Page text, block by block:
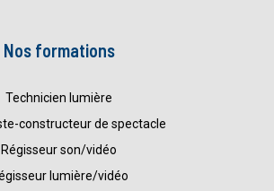
Nos formations
Technicien lumière
constructeur de spectacle
Régisseur son/vidéo
lumière/vidéo